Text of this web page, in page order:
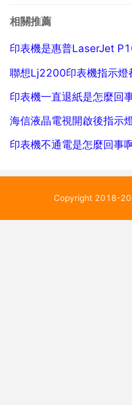
時閃，機械故障，檢查印
相關推薦
聯想Lj2200印表機指示燈
海信液晶電視開啟後指示
印表機不通電是怎麼回事
Copyright 2018-